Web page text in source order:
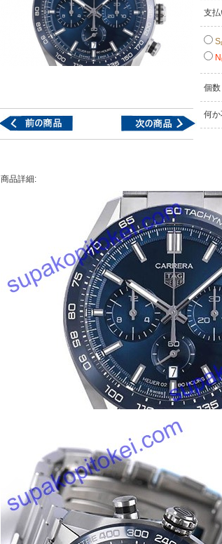
支
S
個数
何か
商品詳細: